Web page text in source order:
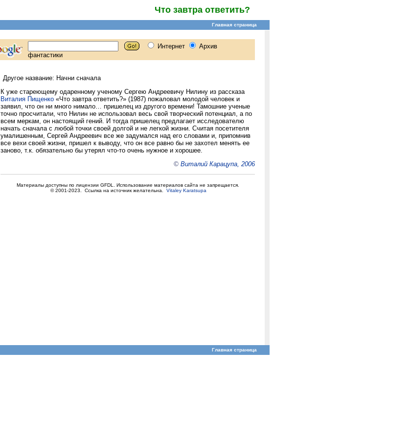
Что завтра ответить?
Другое название: Начни сначала
К уже стареющему одаренному ученому Сергею Андреевичу Нилину из рассказа
Виталия Пищенко «Что завтра ответить?» (1987) пожаловал молодой человек и
заявил, что он ни много нимало… пришелец из другого времени! Тамошние ученые
точно просчитали, что Нилин не использовал весь свой творческий потенциал, а по
всем меркам, он настоящий гений. И тогда пришелец предлагает исследователю
начать сначала с любой точки своей долгой и не легкой жизни. Считая посетителя
умалишенным, Сергей Андреевич все же задумался над его словами и, припомнив
все вехи своей жизни, пришел к выводу, что он все равно бы не захотел менять ее
заново, т.к. обязательно бы утерял что-то очень нужное и хорошее.
© Виталий Карацупа, 2006